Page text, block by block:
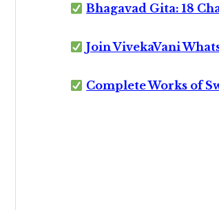
Bhagavad Gita: 18
Join VivekaVani
Complete Works of